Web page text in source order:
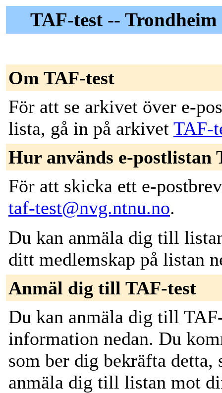
TAF-test --
Om TAF-test
För att se arkivet över e-
lista, gå in på arkivet TAF-
Hur används e-postlistan
För att skicka ett e-
taf-test@nvg.ntnu.no.
Du kan anmäla dig till
ditt medlemskap på listan
Anmäl dig till TAF-test
Du kan anmäla dig till
information nedan. Du
som ber dig bekräfta detta,
anmäla dig till listan mot